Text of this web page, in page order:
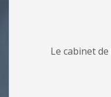
Le cabinet de